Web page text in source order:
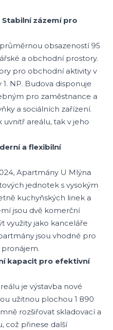
zázemí pro
obsazeností 95
a obchodní prostory.
pro obchodní aktivity v
NP. Budova disponuje
pro zaměstnance a
a sociálních zařízení.
uvnitř areálu, tak v jeho
a flexibilní
Apartmány U Mlýna
jednotek s vysokým
kuchyňských linek a
jsou dvě komerční
využity jako kanceláře
jsou vhodné pro
kapacit pro efektivní
je výstavba nové
užitnou plochou 1 890
rozšiřovat skladovací a
což přinese další